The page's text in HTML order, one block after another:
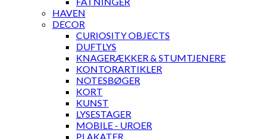
HAVEN
DECOR
CURIOSITY OBJECTS
DUFTLYS
KNAGERÆKKER & STUMTJENERE
KONTORARTIKLER
NOTESBØGER
KORT
KUNST
LYSESTAGER
MOBILE - UROER
PLAKATER